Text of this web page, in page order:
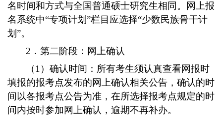
名时间和方式与全国普通硕士研究生相同。网上报
名系统中“专项计划”栏目应选择“少数民族骨干计
划”。
2．第二阶段：网上确认
（1）确认时间：所有考生须认真查看网报时
填报的报考点发布的网上确认相关公告，确认的时
间以各报考点公告为准，在所选择报考点规定的时
间内按时参加网上确认，逾期不再补办。